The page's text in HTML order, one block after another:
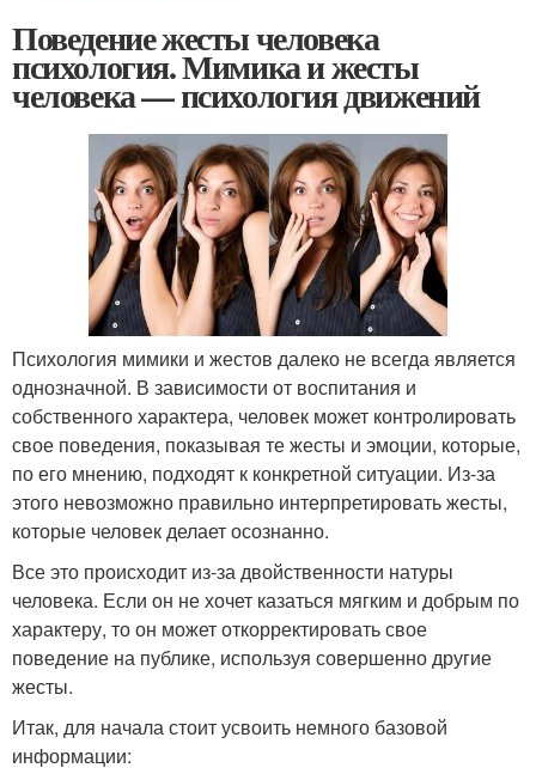
Поведение жесты человека
психология. Мимика и жесты
человека — психология движений
Психология мимики и жестов далеко не всегда является
однозначной. В зависимости от воспитания и
собственного характера, человек может контролировать
свое поведения, показывая те жесты и эмоции, которые,
по его мнению, подходят к конкретной ситуации. Из-за
этого невозможно правильно интерпретировать жесты,
которые человек делает осознанно.
Все это происходит из-за двойственности натуры
человека. Если он не хочет казаться мягким и добрым по
характеру, то он может откорректировать свое
поведение на публике, используя совершенно другие
жесты.
Итак, для начала стоит усвоить немного базовой
информации: